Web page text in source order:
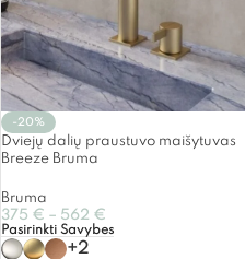
-20%
Dviejų dalių praustuvo maišytuvas
Breeze Bruma
Bruma
375 € – 562 €
Pasirinkti Savybes
+2